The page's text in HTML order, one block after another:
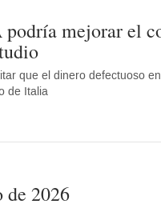
podría mejorar el
que el dinero defectuoso
de Italia
2026